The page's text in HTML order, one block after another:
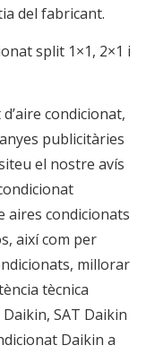
del fabricant.
split 1×1, 2×1 i
condicionat,
publicitàries
el nostre avís
aires condicionats
així com per
millorar
tècnica
SAT Daikin
Daikin a